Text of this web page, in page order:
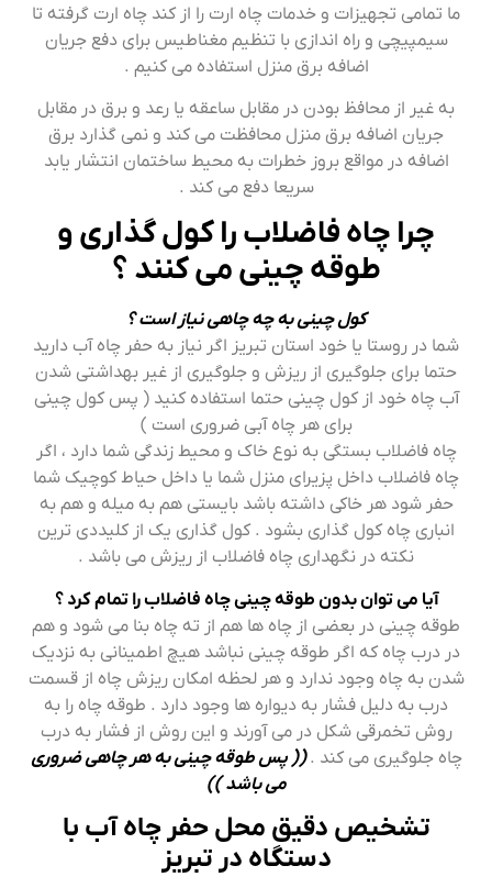
ما تمامی تجهیزات و خدمات چاه ارت را از کند چاه ارت گرفته تا
سیمپیچی و راه اندازی با تنظیم مغناطیس برای دفع جریان
اضافه برق منزل استفاده می کنیم .
به غیر از محافظ بودن در مقابل ساعقه یا رعد و برق در مقابل
جریان اضافه برق منزل محافظت می کند و نمی گذارد برق
اضافه در مواقع بروز خطرات به محیط ساختمان انتشار یابد
سریعا دفع می کند .
چرا چاه فاضلاب را کول گذاری و
طوقه چینی می کنند ؟
کول چینی به چه چاهی نیاز است ؟
شما در روستا یا خود استان تبریز اگر نیاز به حفر چاه آب دارید
حتما برای جلوگیری از ریزش و جلوگیری از غیر بهداشتی شدن
آب چاه خود از کول چینی حتما استفاده کنید ( پس کول چینی
برای هر چاه آبی ضروری است )
چاه فاضلاب بستگی به نوع خاک و محیط زندگی شما دارد ، اگر
چاه فاضلاب داخل پزیرای منزل شما یا داخل حیاط کوچیک شما
حفر شود هر خاکی داشته باشد بایستی هم به میله و هم به
انباری چاه کول گذاری بشود . کول گذاری یک از کلیددی ترین
نکته در نگهداری چاه فاضلاب از ریزش می باشد .
آیا می توان بدون طوقه چینی چاه فاضلاب را تمام کرد ؟
طوقه چینی در بعضی از چاه ها هم از ته چاه بنا می شود و هم
در درب چاه که اگر طوقه چینی نباشد هیچ اطمینانی به نزدیک
شدن به چاه وجود ندارد و هر لحظه امکان ریزش چاه از قسمت
درب به دلیل فشار به دیواره ها وجود دارد . طوقه چاه را به
روش تخمرقی شکل در می آورند و این روش از فشار به درب
چاه جلوگیری می کند .(( پس طوقه چینی به هر چاهی ضروری
می باشد ))
تشخیص دقیق محل حفر چاه آب با
دستگاه در تبریز